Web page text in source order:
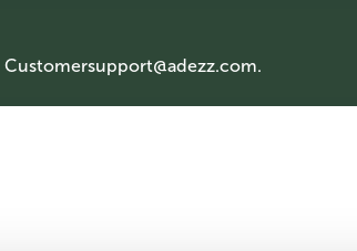
Customersupport@adezz.com.